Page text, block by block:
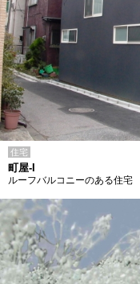
住宅
町屋-I
ルーフバルコニーのある住宅